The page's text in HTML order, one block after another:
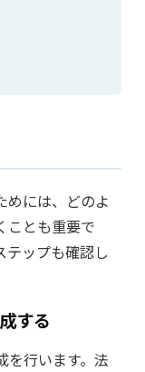
めには、どのよ
ことも重要で
テップも確認し
する
を行います。法